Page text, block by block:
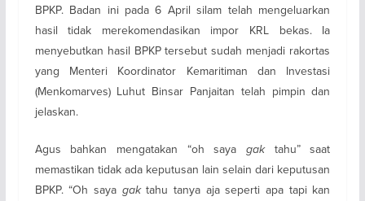
BPKP. Badan ini pada 6 April silam telah mengeluarkan
hasil tidak merekomendasikan impor KRL bekas. Ia
menyebutkan hasil BPKP tersebut sudah menjadi rakortas
yang Menteri Koordinator Kemaritiman dan Investasi
(Menkomarves) Luhut Binsar Panjaitan telah pimpin dan
jelaskan.
Agus bahkan mengatakan “oh saya gaktahu” saat
memastikan tidak ada keputusan lain selain dari keputusan
BPKP. “Oh saya gaktahu tanya aja seperti apa tapi kan